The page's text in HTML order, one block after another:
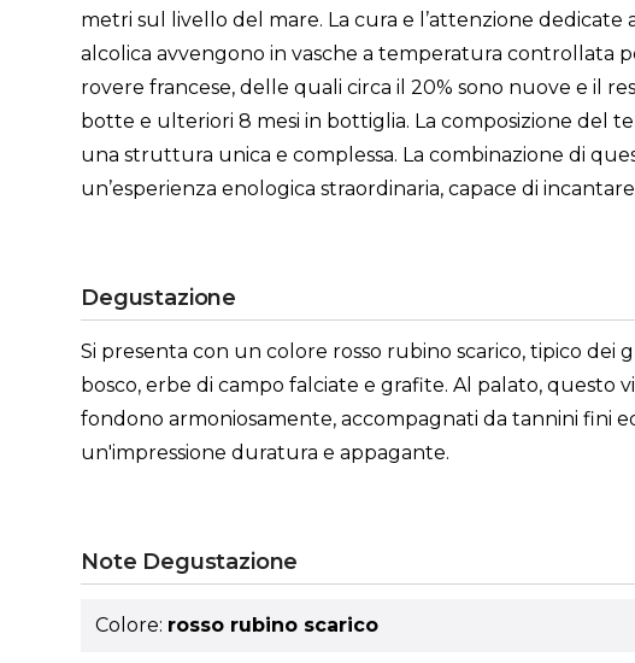
metri sul livello del mare. La cura e l’attenzione
alcolica avvengono in vasche a temperatura controllata
rovere francese, delle quali circa il 20% sono nuove e il
botte e ulteriori 8 mesi in bottiglia. La composizione del
una struttura unica e complessa. La combinazione di
un’esperienza enologica straordinaria, capace di
Degustazione
Si presenta con un colore rosso rubino scarico, tipico
bosco, erbe di campo falciate e grafite. Al palato, questo
fondono armoniosamente, accompagnati da tannini fini
un'impressione duratura e appagante.
Note Degustazione
Colore: rosso rubino scarico